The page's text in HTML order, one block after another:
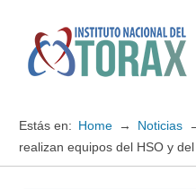
contenido
Instituto
del
Estás en: Home Noticias
realizan equipos del HSO y